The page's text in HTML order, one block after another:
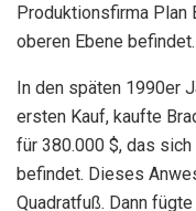
Produktionsfirma Plan
oberen Ebene befindet.
In den späten 1990er
ersten Kauf, kaufte
für 380.000 $, das
befindet. Dieses
Quadratfuß. Dann